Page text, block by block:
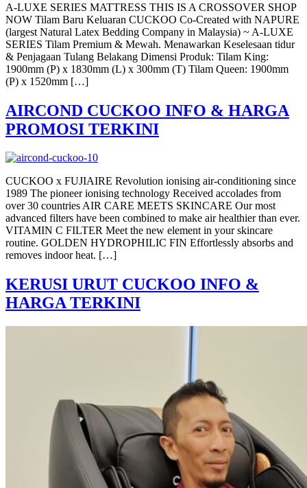
A-LUXE SERIES MATTRESS THIS IS A CROSSOVER SHOP
NOW Tilam Baru Keluaran CUCKOO Co-Created with NAPURE
(largest Natural Latex Bedding Company in Malaysia) ~ A-LUXE
SERIES Tilam Premium & Mewah. Menawarkan Keselesaan tidur
& Penjagaan Tulang Belakang Dimensi Produk: Tilam King:
1900mm (P) x 1830mm (L) x 300mm (T) Tilam Queen: 1900mm
(P) x 1520mm […]
AIRCOND CUCKOO INFO & HARGA
PROMOSI TERKINI
CUCKOO x FUJIAIRE Revolution ionising air-conditioning since
1989 The pioneer ionising technology Received accolades from
over 30 countries AIR CARE MEETS SKINCARE Our most
advanced filters have been combined to make air healthier than ever.
VITAMIN C FILTER Meet the new element in your skincare
routine. GOLDEN HYDROPHILIC FIN Effortlessly absorbs and
removes indoor heat. […]
KERUSI URUT CUCKOO INFO &
HARGA TERKINI